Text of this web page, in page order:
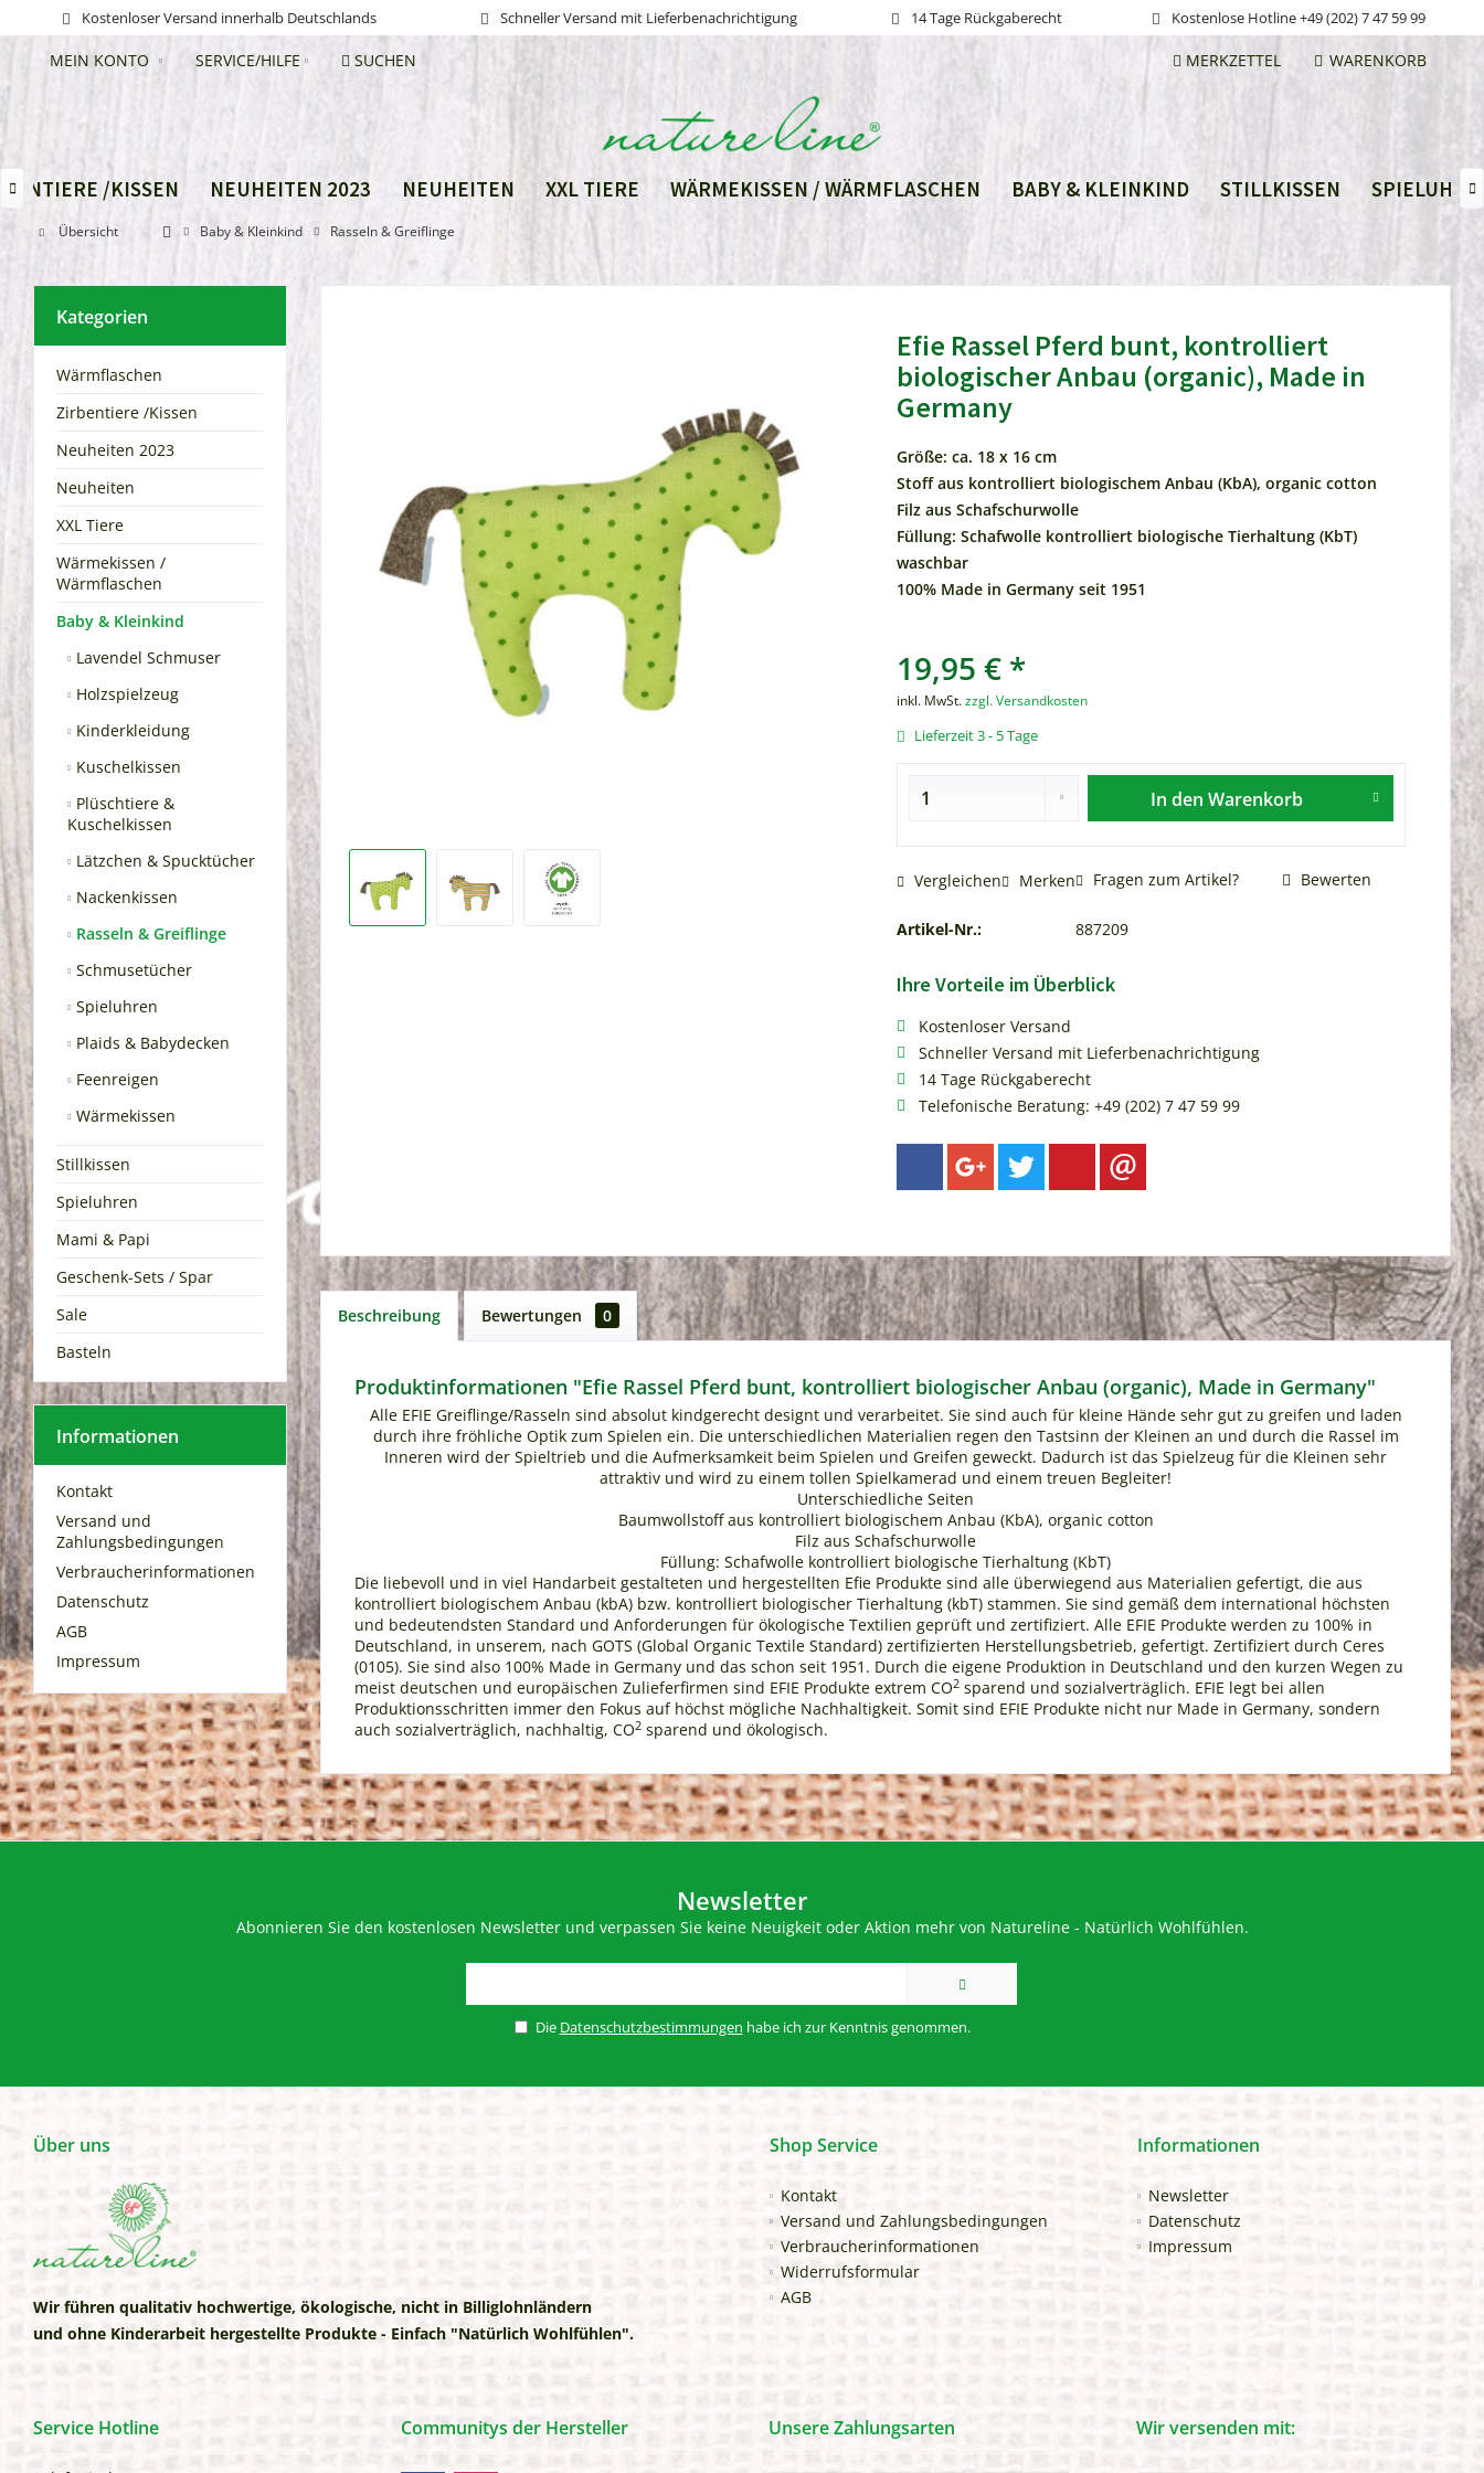
Kostenloser Versand innerhalb Deutschlands Schneller Versand mit Lieferbenachrichtigung 14 Tage Rückgaberecht Kostenlose Hotline +49 (202) 7 47 59 99
WARENKORB
MERKZETTEL
MEIN KONTO SERVICE/HILFE SUCHEN
/KISSEN NEUHEITEN 2023 NEUHEITEN XXL TIERE WÄRMEKISSEN / WÄRMFLASCHEN BABY & KLEINKIND STILLKISSEN
 
Übersicht Baby & Kleinkind Rasseln & Greiflinge
Kategorien
Wärmflaschen
Zirbentiere /Kissen
Neuheiten 2023
Neuheiten
XXL Tiere
Wärmekissen /
Wärmflaschen
Baby & Kleinkind
Lavendel Schmuser
Holzspielzeug
Kinderkleidung
Kuschelkissen
Plüschtiere &
Kuschelkissen
Lätzchen & Spucktücher
Nackenkissen
Rasseln & Greiflinge
Schmusetücher
Spieluhren
Plaids & Babydecken
Feenreigen
Wärmekissen
Stillkissen
Spieluhren
Mami & Papi
Geschenk-Sets / Spar
Sale
Basteln
Informationen
Kontakt
Versand und
Zahlungsbedingungen
Verbraucherinformationen
Datenschutz
AGB
Impressum
Efie Rassel Pferd bunt, kontrolliert
biologischer Anbau (organic), Made in
Germany
Größe: ca. 18 x 16 cm
Stoff aus kontrolliert biologischem Anbau (KbA), organic cotton
Filz aus Schafschurwolle
Füllung: Schafwolle kontrolliert biologische Tierhaltung (KbT)
waschbar
100% Made in Germany seit 1951
19,95 € *
inkl. MwSt.zzgl. Versandkosten
Lieferzeit 3 - 5 Tage
In den Warenkorb
Vergleichen Merken Fragen zum Artikel? Bewerten
Artikel-Nr.: 887209
Ihre Vorteile im Überblick
Kostenloser Versand
Schneller Versand mit Lieferbenachrichtigung
14 Tage Rückgaberecht
Telefonische Beratung: +49 (202) 7 47 59 99
Beschreibung Bewertungen 0
Produktinformationen "Efie Rassel Pferd bunt, kontrolliert biologischer Anbau (organic), Made in Germany"
Alle EFIE Greiflinge/Rasseln sind absolut kindgerecht designt und verarbeitet. Sie sind auch für kleine Hände sehr gut zu greifen und laden
durch ihre fröhliche Optik zum Spielen ein. Die unterschiedlichen Materialien regen den Tastsinn der Kleinen an und durch die Rassel im
Inneren wird der Spieltrieb und die Aufmerksamkeit beim Spielen und Greifen geweckt. Dadurch ist das Spielzeug für die Kleinen sehr
attraktiv und wird zu einem tollen Spielkamerad und einem treuen Begleiter!
Unterschiedliche Seiten
Baumwollstoff aus kontrolliert biologischem Anbau (KbA), organic cotton
Filz aus Schafschurwolle
Füllung: Schafwolle kontrolliert biologische Tierhaltung (KbT)
Die liebevoll und in viel Handarbeit gestalteten und hergestellten Efie Produkte sind alle überwiegend aus Materialien gefertigt, die aus
kontrolliert biologischem Anbau (kbA) bzw. kontrolliert biologischer Tierhaltung (kbT) stammen. Sie sind gemäß dem international höchsten
und bedeutendsten Standard und Anforderungen für ökologische Textilien geprüft und zertifiziert. Alle EFIE Produkte werden zu 100% in
Deutschland, in unserem, nach GOTS (Global Organic Textile Standard) zertifizierten Herstellungsbetrieb, gefertigt. Zertifiziert durch Ceres
(0105). Sie sind also 100% Made in Germany und das schon seit 1951. Durch die eigene Produktion in Deutschland und den kurzen Wegen zu
meist deutschen und europäischen Zulieferfirmen sind EFIE Produkte extrem CO2 sparend und sozialverträglich. EFIE legt bei allen
Produktionsschritten immer den Fokus auf höchst mögliche Nachhaltigkeit. Somit sind EFIE Produkte nicht nur Made in Germany, sondern
auch sozialverträglich, nachhaltig, CO2 sparend und ökologisch.
Newsletter
Abonnieren Sie den kostenlosen Newsletter und verpassen Sie keine Neuigkeit oder Aktion mehr von Natureline - Natürlich Wohlfühlen.
Die Datenschutzbestimmungen habe ich zur Kenntnis genommen.
Über uns
Wir führen qualitativ hochwertige, ökologische, nicht in Billiglohnländern
und ohne Kinderarbeit hergestellte Produkte - Einfach "Natürlich Wohlfühlen".
Shop Service
Kontakt
Versand und Zahlungsbedingungen
Verbraucherinformationen
Widerrufsformular
AGB
Informationen
Newsletter
Datenschutz
Impressum
Service Hotline Communitys der Hersteller Unsere Zahlungsarten Wir versenden mit: